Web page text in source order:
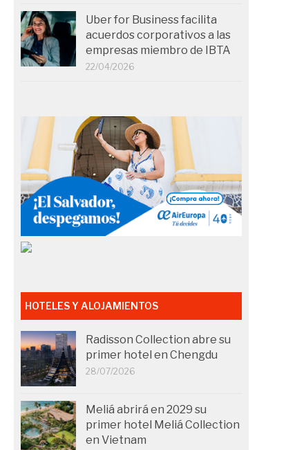
Uber for Business facilita
acuerdos corporativos a las
empresas miembro de IBTA
22/04/2026
HOTELES Y ALOJAMIENTOS
Radisson Collection abre su
primer hotel en Chengdu
28/07/2026
Meliá abrirá en 2029 su
primer hotel Meliá Collection
en Vietnam